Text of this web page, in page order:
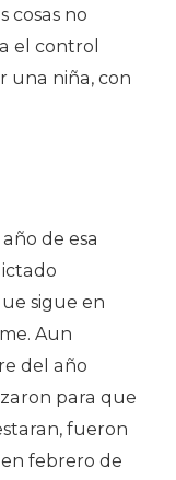
cosas no
el control
una niña, con
de esa
sigue en
Aun
del año
para que
fueron
febrero de